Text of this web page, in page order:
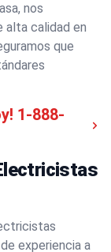
nos
calidad en
que
1-888-
experiencia a